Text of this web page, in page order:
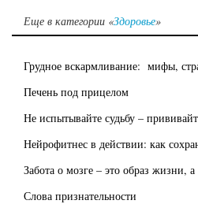
Еще в категории «Здоровье»
Грудное вскармливание: мифы,
Печень под прицелом
Не испытывайте судьбу –
Нейрофитнес в действии: как
Забота о мозге – это образ жизни,
Слова признательности